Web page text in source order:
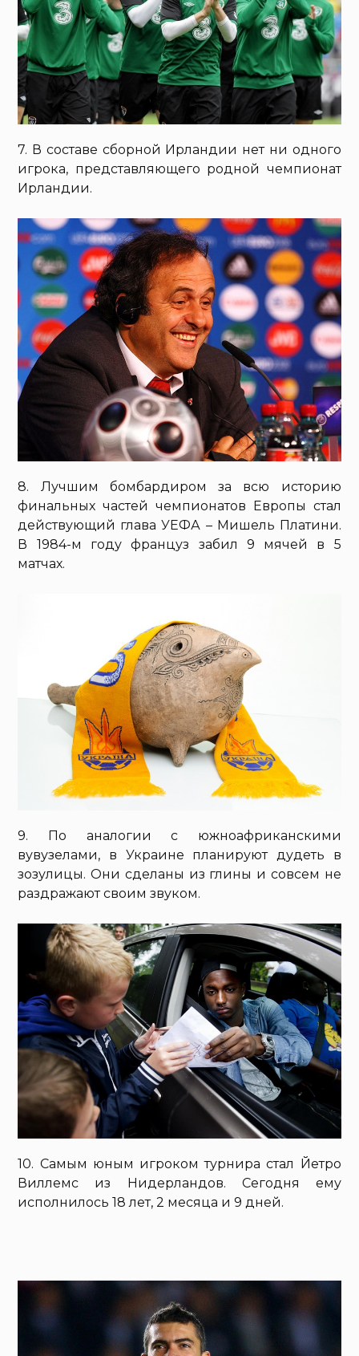
7. В составе сборной Ирландии нет ни одного
игрока, представляющего родной чемпионат
Ирландии.
8. Лучшим бомбардиром за всю историю
финальных частей чемпионатов Европы стал
действующий глава УЕФА – Мишель Платини.
В 1984-м году француз забил 9 мячей в 5
матчах.
9. По аналогии с южноафриканскими
вувузелами, в Украине планируют дудеть в
зозулицы. Они сделаны из глины и совсем не
раздражают своим звуком.
10. Самым юным игроком турнира стал Йетро
Виллемс из Нидерландов. Сегодня ему
исполнилось 18 лет, 2 месяца и 9 дней.